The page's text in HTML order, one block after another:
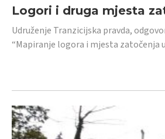
Logori i druga mjesta
Udruženje Tranzicijska pravda,
“Mapiranje logora i mjesta zatočenja